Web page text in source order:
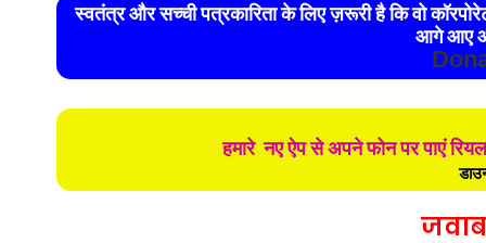
स्वतंत्र और सच्ची पत्रकारिता के लिए ज़रूरी है कि वो
आगे आए
हमारे नए ऐप से अपने फोन पर पाएं